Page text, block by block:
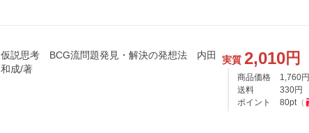
仮説思考 BCG流問題発見・解決の発想法 内田
和成/著
実質 2,010円
商品価格 1,760円
送料
330円
ポイント
80pt（